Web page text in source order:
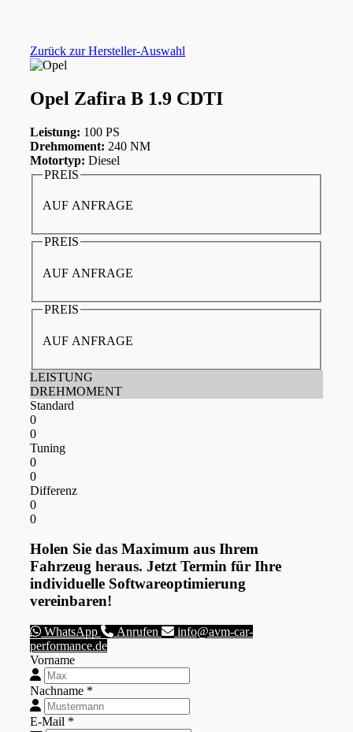
Zurück zur Hersteller-Auswahl
Opel Zafira B 1.9 CDTI
Leistung: 100 PS
Drehmoment: 240 NM
Motortyp: Diesel
PREIS
AUF ANFRAGE
PREIS
AUF ANFRAGE
PREIS
AUF ANFRAGE
LEISTUNG
DREHMOMENT
Standard
0
0
Tuning
0
0
Differenz
0
0
Holen Sie das Maximum aus Ihrem
Fahrzeug heraus. Jetzt Termin für Ihre
individuelle Softwareoptimierung
vereinbaren!
WhatsApp Anrufen
info@avm-car-
performance.de
Vorname
Nachname *
E-Mail *